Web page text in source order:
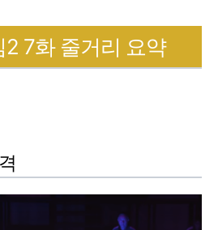
2 7화 줄거리 요약